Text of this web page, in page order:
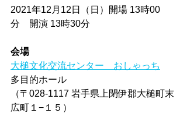
2021年12月12日（日）開場 13時00
分　開演 13時30分
会場
大槌文化交流センター　おしゃっち
多目的ホール
（〒028-1117 岩手県上閉伊郡大槌町末
広町１−１５）